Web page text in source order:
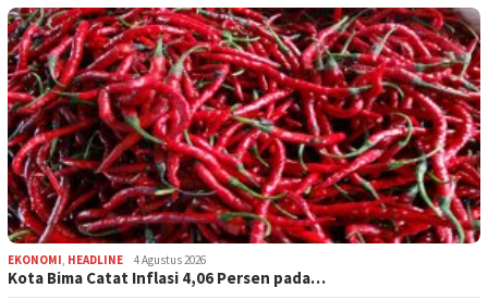
EKONOMI, HEADLINE 4 Agustus 2026
Kota Bima Catat Inflasi 4,06 Persen pada…